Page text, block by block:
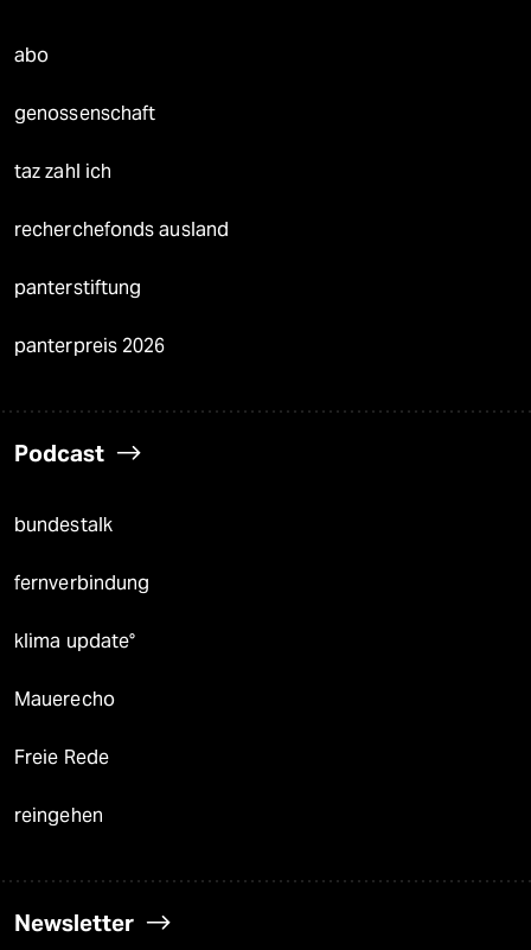
abo
genossenschaft
taz zahl ich
recherchefonds ausland
panterstiftung
panterpreis 2026
Podcast
bundestalk
fernverbindung
klima update°
Mauerecho
Freie Rede
reingehen
Newsletter